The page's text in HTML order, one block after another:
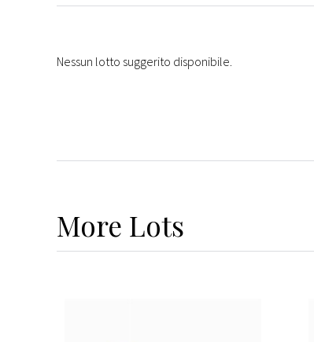
Nessun lotto suggerito disponibile.
More Lots